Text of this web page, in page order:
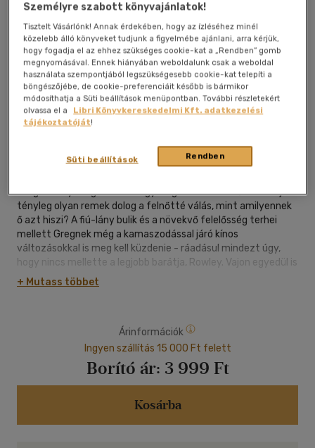
Kívánságlistához adom
2015|magyar nyelvű
cérnafűzött, keménytáblás 222 oldal
Greg Heffley világéletében egy dolgot akart: felnőni. De vajon
tényleg olyan remek dolog a felnőtté válás, mint amilyennek
ő azt hiszi? A fiú-lány bulik és a növekvő felelősség terhei
mellett Gregnek még a kamaszodással járó kínos
változásokkal is meg kell küzdenie - ráadásul mindezt úgy,
hogy nincs mellette a legjobb barátja, Rowley. Vajon egyedül is
állja majd a sarat? Vagy leteríti a rideg való?
+ Mutass többet
Árinformációk
Ingyen szállítás 15 000 Ft felett
Borító ár: 3 999 Ft
Kosárba
Személyre szabott könyvajánlatok!
Tisztelt Vásárlónk! Annak érdekében, hogy az ízléséhez minél
közelebb álló könyveket tudjunk a figyelmébe ajánlani, arra kérjük,
hogy fogadja el az ehhez szükséges cookie-kat a „Rendben” gomb
megnyomásával. Ennek hiányában weboldalunk csak a weboldal
használata szempontjából legszükségesebb cookie-kat telepíti a
böngészőjébe, de cookie-preferenciáit később is bármikor
módosíthatja a Süti beállítások menüpontban. További részletekért
olvassa el a
Libri Könyvkereskedelmi Kft. adatkezelési
tájékoztatóját!
Rendben
Süti beállítások